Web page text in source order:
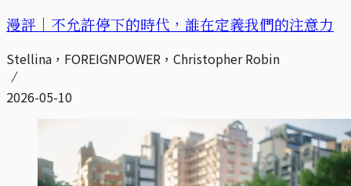
漫評｜不允許停下的時代，誰在定義我們的注意力
Stellina，FOREIGNPOWER，Christopher Robin
2026-05-10